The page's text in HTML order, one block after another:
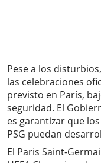
Pese a los
las celebraciones
previsto en París,
seguridad. El
es garantizar que
PSG puedan
El Paris Saint-